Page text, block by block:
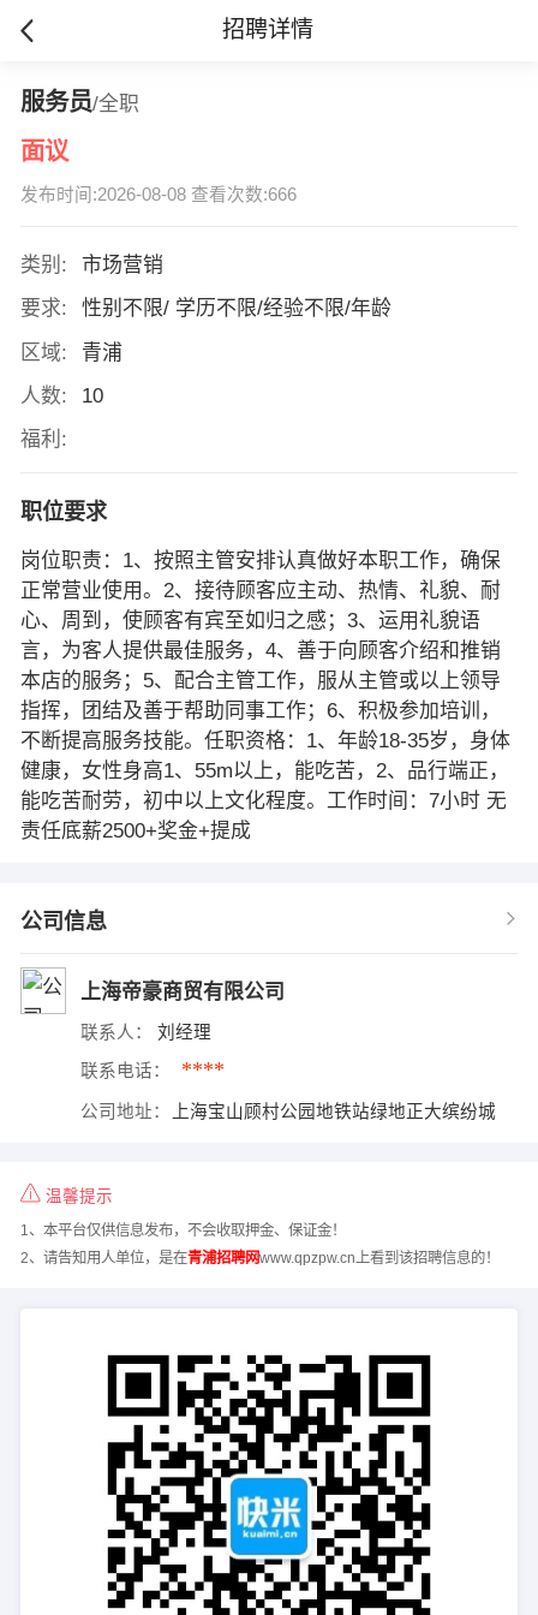
招聘详情
服务员/全职
面议
发布时间:2026-08-08 查看次数:666
类别:
市场营销
要求:
性别不限/ 学历不限/经验不限/年龄
区域:
青浦
人数:
10
福利:
职位要求
岗位职责：1、按照主管安排认真做好本职工作，确保
正常营业使用。2、接待顾客应主动、热情、礼貌、耐
心、周到，使顾客有宾至如归之感；3、运用礼貌语
言，为客人提供最佳服务，4、善于向顾客介绍和推销
本店的服务；5、配合主管工作，服从主管或以上领导
指挥，团结及善于帮助同事工作；6、积极参加培训，
不断提高服务技能。任职资格：1、年龄18-35岁，身体
健康，女性身高1、55m以上，能吃苦，2、品行端正，
能吃苦耐劳，初中以上文化程度。工作时间：7小时 无
责任底薪2500+奖金+提成
公司信息
上海帝豪商贸有限公司
联系人： 刘经理
联系电话： ****
公司地址： 上海宝山顾村公园地铁站绿地正大缤纷城
温馨提示
1、本平台仅供信息发布，不会收取押金、保证金！
2、请告知用人单位，是在青浦招聘网www.qpzpw.cn上看到该招聘信息的！